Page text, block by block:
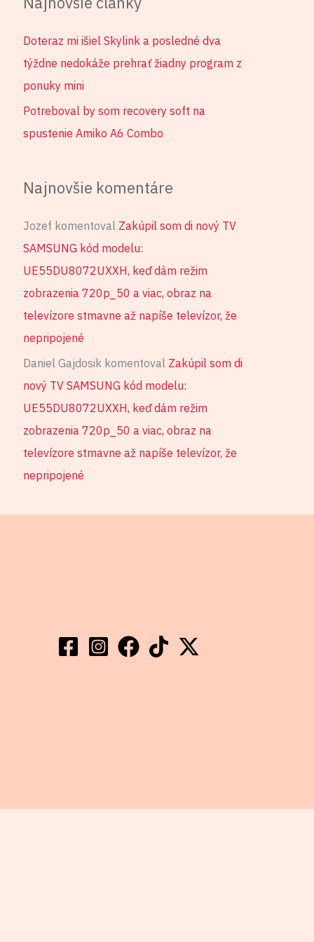
Doteraz mi išiel Skylink a posledné dva
týždne nedokáže prehrať žiadny program z
ponuky mini
Potreboval by som recovery soft na
spustenie Amiko A6 Combo
Najnovšie komentáre
Jozef komentoval Zakúpil som di nový TV
SAMSUNG kód modelu:
UE55DU8072UXXH, keď dám režim
zobrazenia 720p_50 a viac, obraz na
televízore stmavne až napíše televízor, že
nepripojené
Daniel Gajdosik komentoval Zakúpil som di
nový TV SAMSUNG kód modelu:
UE55DU8072UXXH, keď dám režim
zobrazenia 720p_50 a viac, obraz na
televízore stmavne až napíše televízor, že
nepripojené